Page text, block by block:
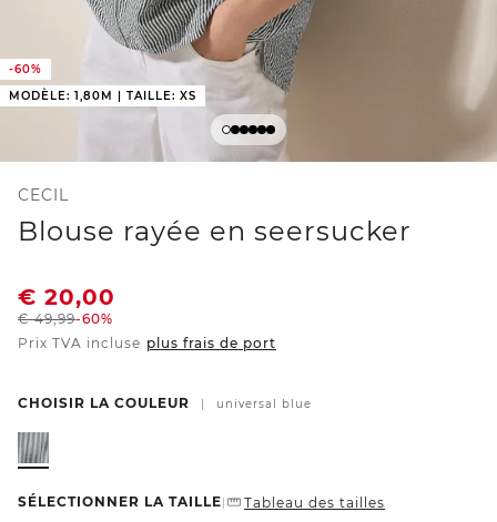
-60%
MODÈLE: 1,80M | TAILLE: XS
CECIL
Blouse rayée en seersucker
€ 20,00
€49,99-60%
Prix TVA incluse plus frais de port
CHOISIR LA COULEUR | universal blue
SÉLECTIONNER LA TAILLE| Tableau des tailles